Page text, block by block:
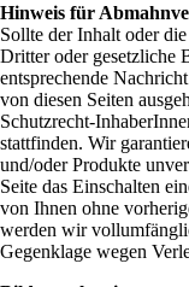
Hinweis für
Sollte der Inhalt oder
Dritter oder gesetzliche
entsprechende
von diesen Seiten
Schutzrecht-
stattfinden. Wir
und/oder Produkte
Seite das Einschalten
von Ihnen ohne
werden wir
Gegenklage wegen